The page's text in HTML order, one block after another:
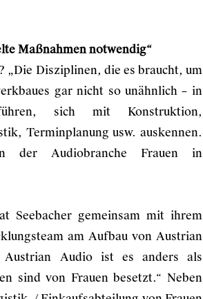
Maßnahmen notwendig“
„Die Disziplinen, die es braucht, um
gar nicht so unähnlich – in
sich mit Konstruktion,
Terminplanung usw. auskennen.
der Audiobranche Frauen in
Seebacher gemeinsam mit ihrem
am Aufbau von Austrian
Audio ist es anders als
sind von Frauen besetzt.“ Neben